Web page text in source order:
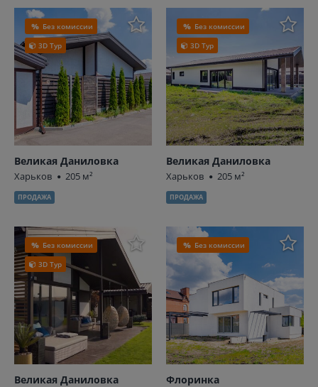
Без комиссии
3D Тур
Великая Даниловка
Харьков 205 м²
ПРОДАЖА
Без комиссии
3D Тур
Великая Даниловка
Харьков 205 м²
ПРОДАЖА
Без комиссии
3D Тур
Великая Даниловка
Без комиссии
Флоринка